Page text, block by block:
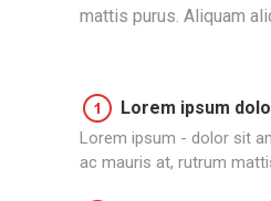
mattis purus. Aliquam
Lorem ipsum
Lorem ipsum - dolor sit
ac mauris at, rutrum